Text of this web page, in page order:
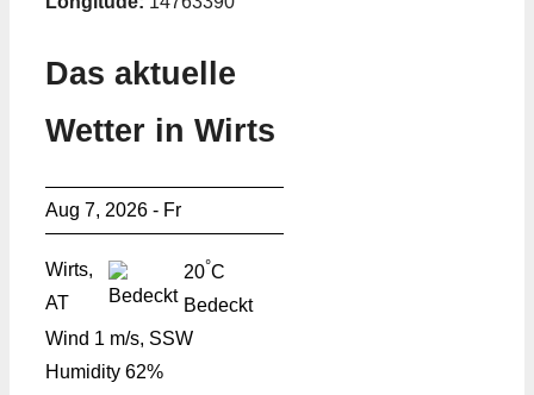
Das aktuelle
Wetter in Wirts
Aug 7, 2026 - Fr
Wirts,
AT
20°C
Bedeckt
Wind 1 m/s, SSW
Humidity 62%